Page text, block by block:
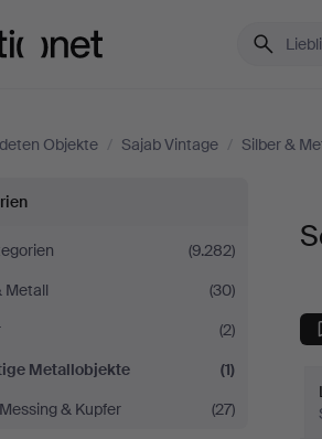
Objekte / Sajab Vintage / Silber &
(9.282)
Metall
(30)
(2)
Metallobjekte
(1)
& Kupfer
(27)